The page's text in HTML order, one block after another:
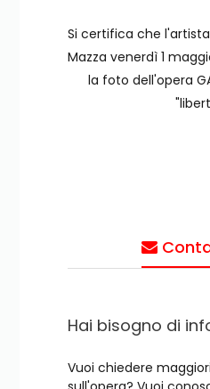
Si certifica che
Mazza venerdì 1
la foto dell'opera
Hai bisogno di
Vuoi chiedere